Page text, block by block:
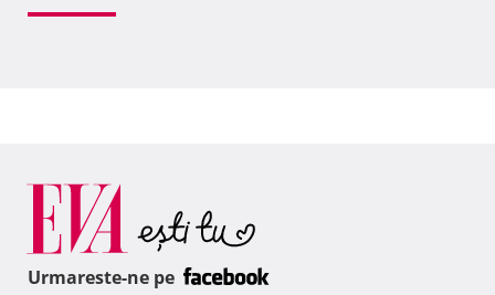
Urmareste-ne pe